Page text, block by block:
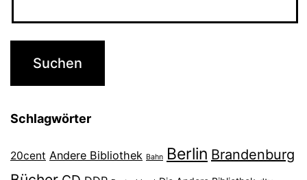
Schlagwörter
20cent Andere Bibliothek Bahn Berlin Brandenburg